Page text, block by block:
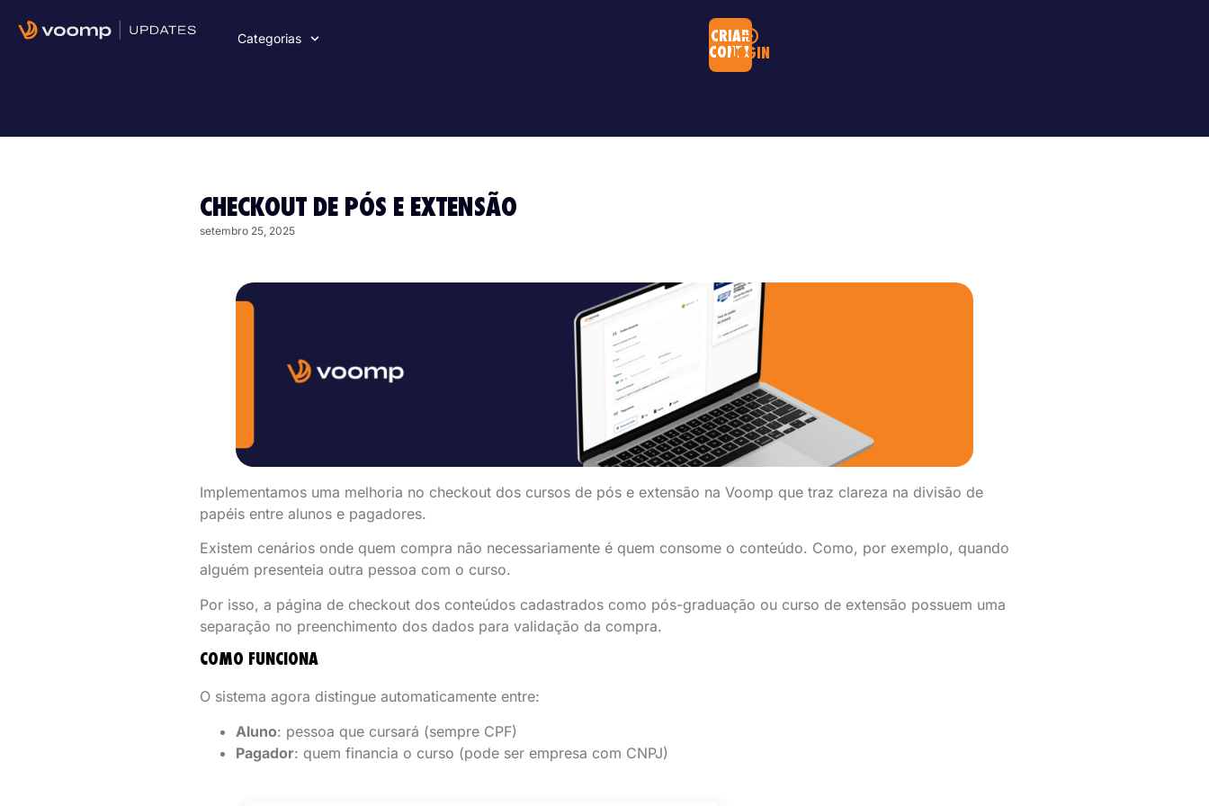
Categorias
CRIAR
CONTALOGIN
CHECKOUT DE PÓS E EXTENSÃO
setembro 25, 2025
Implementamos uma melhoria no checkout dos cursos de pós e extensão na Voomp que traz clareza na divisão de
papéis entre alunos e pagadores.
Existem cenários onde quem compra não necessariamente é quem consome o conteúdo. Como, por exemplo, quando
alguém presenteia outra pessoa com o curso.
Por isso, a página de checkout dos conteúdos cadastrados como pós-graduação ou curso de extensão possuem uma
separação no preenchimento dos dados para validação da compra.
COMO FUNCIONA
O sistema agora distingue automaticamente entre:
Aluno: pessoa que cursará (sempre CPF)
Pagador: quem financia o curso (pode ser empresa com CNPJ)